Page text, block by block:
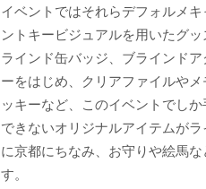
イベントではそれらデフォルメ
ントキービジュアルを用いたグ
ラインド缶バッジ、ブラインド
ーをはじめ、クリアファイルや
ッキーなど、このイベントでし
できないオリジナルアイテムが
に京都にちなみ、お守りや絵馬
す。